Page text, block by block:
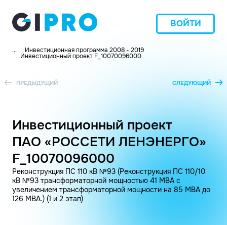
ВОЙТИ
... Инвестиционная программа 2008 - 2019
Инвестиционный проект F_10070096000
ПРЕДЫДУЩИЙ СЛЕДУЮЩИЙ
Инвестиционный проект
ПАО «РОССЕТИ ЛЕНЭНЕРГО»
F_10070096000
Реконструкция ПС 110 кВ №93 (Реконструкция ПС 110/10
кВ №93 трансформаторной мощностью 41 МВА с
увеличением трансформаторной мощности на 85 МВА до
126 МВА.) (1 и 2 этап)